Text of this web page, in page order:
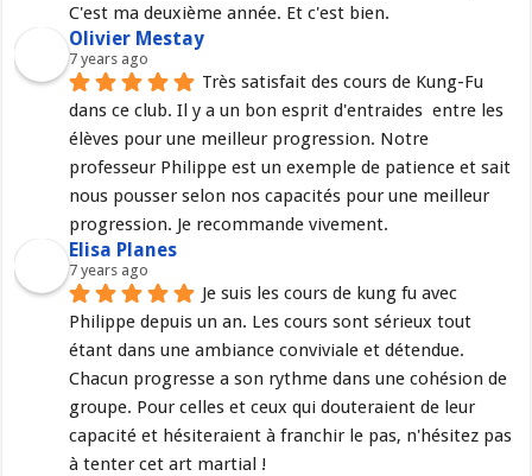
C'est ma deuxième année. Et c'est bien.
Olivier Mestay
7 years ago
Très satisfait des cours de Kung-Fu
dans ce club. Il y a un bon esprit d'entraides  entre les
élèves pour une meilleur progression. Notre
professeur Philippe est un exemple de patience et sait
nous pousser selon nos capacités pour une meilleur
progression. Je recommande vivement.
Elisa Planes
7 years ago
Je suis les cours de kung fu avec
Philippe depuis un an. Les cours sont sérieux tout
étant dans une ambiance conviviale et détendue.
Chacun progresse a son rythme dans une cohésion de
groupe. Pour celles et ceux qui douteraient de leur
capacité et hésiteraient à franchir le pas, n'hésitez pas
à tenter cet art martial !